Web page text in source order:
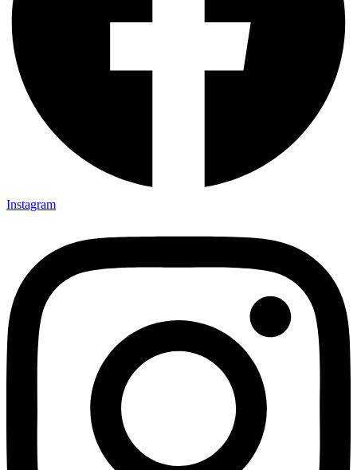
Instagram